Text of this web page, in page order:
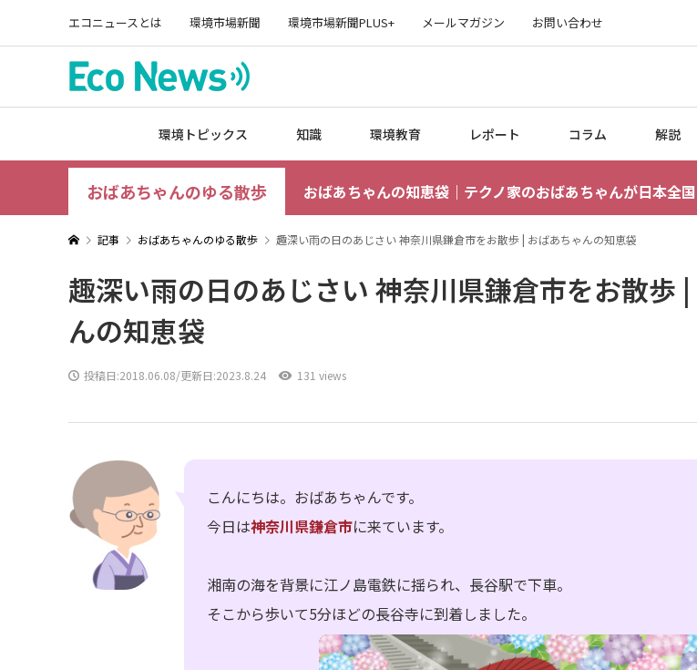
エコニュースとは 環境市場新聞 環境市場新聞PLUS+ メールマガジン お問い合わせ
環境トピックス 知識 環境教育 レポート コラム 解説
おばあちゃんのゆる散歩 おばあちゃんの知恵袋｜テクノ家のおばあちゃんが日本全
記事 おばあちゃんのゆる散歩 趣深い雨の日のあじさい 神奈川県鎌倉市をお散歩 | おばあちゃんの知恵袋
趣深い雨の日のあじさい 神奈川県鎌倉市をお散歩
んの知恵袋
投稿日:2018.06.08/更新日:2023.8.24 131 views
こんにちは。おばあちゃんです。
今日は神奈川県鎌倉市に来ています。
湘南の海を背景に江ノ島電鉄に揺られ、長谷駅で下車。
そこから歩いて5分ほどの長谷寺に到着しました。